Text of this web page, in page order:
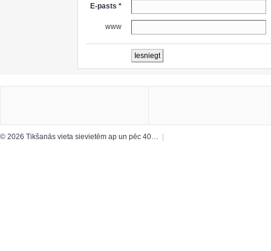
E-pasts *
www
© 2026 Tikšanās vieta sievietēm ap un pēc 40…